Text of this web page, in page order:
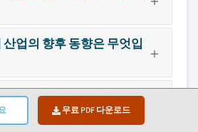
무료 PDF 다운로드
업의 향후 동향은 무엇입
시장의 주요 기업은 어디입